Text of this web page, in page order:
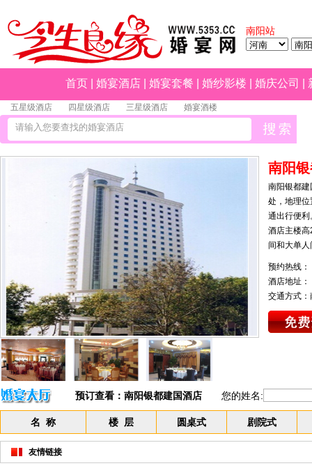
南阳站
首页 婚宴酒店 婚宴套餐 婚纱影楼 婚庆公司
五星级酒店 四星级酒店 三星级酒店 婚宴酒楼
南阳
南阳银都
处，地理
通出行便
酒店主楼
间和大单
预约热线：
酒店地址：
交通方式
预订查看： 南阳银都建国酒店 您的姓名:
名 称 楼 层 圆桌式 剧院式
友情链接